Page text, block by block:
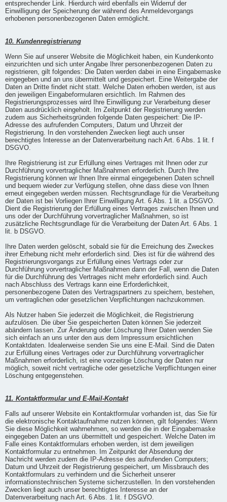
entsprechender Link. Hierdurch wird ebenfalls ein Widerruf der
Einwilligung der Speicherung der während des Anmeldevorgangs
erhobenen personenbezogenen Daten ermöglicht.
10. Kundenregistrierung
Wenn Sie auf unserer Website die Möglichkeit haben, ein Kundenkonto
einzurichten und sich unter Angabe Ihrer personenbezogenen Daten zu
registrieren, gilt folgendes: Die Daten werden dabei in eine Eingabemaske
eingegeben und an uns übermittelt und gespeichert. Eine Weitergabe der
Daten an Dritte findet nicht statt. Welche Daten erhoben werden, ist aus
den jeweiligen Eingabeformularen ersichtlich. Im Rahmen des
Registrierungsprozesses wird Ihre Einwilligung zur Verarbeitung dieser
Daten ausdrücklich eingeholt. Im Zeitpunkt der Registrierung werden
zudem aus Sicherheitsgründen folgende Daten gespeichert: Die IP-
Adresse des aufrufenden Computers, Datum und Uhrzeit der
Registrierung. In den vorstehenden Zwecken liegt auch unser
berechtigtes Interesse an der Datenverarbeitung nach Art. 6 Abs. 1 lit. f
DSGVO.
Ihre Registrierung ist zur Erfüllung eines Vertrages mit Ihnen oder zur
Durchführung vorvertraglicher Maßnahmen erforderlich. Durch Ihre
Registrierung können wir Ihnen Ihre einmal eingegebenen Daten schnell
und bequem wieder zur Verfügung stellen, ohne dass diese von Ihnen
erneut eingegeben werden müssen. Rechtsgrundlage für die Verarbeitung
der Daten ist bei Vorliegen Ihrer Einwilligung Art. 6 Abs. 1 lit. a DSGVO.
Dient die Registrierung der Erfüllung eines Vertrages zwischen Ihnen und
uns oder der Durchführung vorvertraglicher Maßnahmen, so ist
zusätzliche Rechtsgrundlage für die Verarbeitung der Daten Art. 6 Abs. 1
lit. b DSGVO.
Ihre Daten werden gelöscht, sobald sie für die Erreichung des Zweckes
ihrer Erhebung nicht mehr erforderlich sind. Dies ist für die während des
Registrierungsvorgangs zur Erfüllung eines Vertrags oder zur
Durchführung vorvertraglicher Maßnahmen dann der Fall, wenn die Daten
für die Durchführung des Vertrages nicht mehr erforderlich sind. Auch
nach Abschluss des Vertrags kann eine Erforderlichkeit,
personenbezogene Daten des Vertragspartners zu speichern, bestehen,
um vertraglichen oder gesetzlichen Verpflichtungen nachzukommen.
Als Nutzer haben Sie jederzeit die Möglichkeit, die Registrierung
aufzulösen. Die über Sie gespeicherten Daten können Sie jederzeit
abändern lassen. Zur Änderung oder Löschung Ihrer Daten wenden Sie
sich einfach an uns unter den aus dem Impressum ersichtlichen
Kontaktdaten. Idealerweise senden Sie uns eine E-Mail. Sind die Daten
zur Erfüllung eines Vertrages oder zur Durchführung vorvertraglicher
Maßnahmen erforderlich, ist eine vorzeitige Löschung der Daten nur
möglich, soweit nicht vertragliche oder gesetzliche Verpflichtungen einer
Löschung entgegenstehen.
11. Kontaktformular und E-Mail-Kontakt
Falls auf unserer Website ein Kontaktformular vorhanden ist, das Sie für
die elektronische Kontaktaufnahme nutzen können, gilt folgendes: Wenn
Sie diese Möglichkeit wahrnehmen, so werden die in der Eingabemaske
eingegeben Daten an uns übermittelt und gespeichert. Welche Daten im
Falle eines Kontaktformulars erhoben werden, ist dem jeweiligen
Kontaktformular zu entnehmen. Im Zeitpunkt der Absendung der
Nachricht werden zudem die IP-Adresse des aufrufenden Computers;
Datum und Uhrzeit der Registrierung gespeichert, um Missbrauch des
Kontaktformulars zu verhindern und die Sicherheit unserer
informationstechnischen Systeme sicherzustellen. In den vorstehenden
Zwecken liegt auch unser berechtigtes Interesse an der
Datenverarbeitung nach Art. 6 Abs. 1 lit. f DSGVO.